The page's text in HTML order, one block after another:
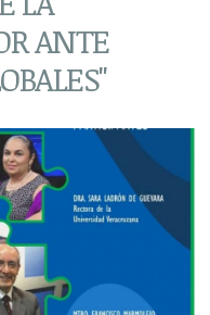
ANTE